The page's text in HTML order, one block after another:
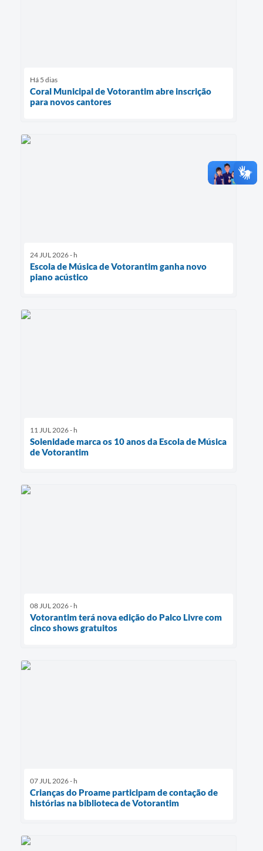
Há 5 dias
Coral Municipal de Votorantim abre inscrição
para novos cantores
24 JUL 2026 - h
Escola de Música de Votorantim ganha novo
piano acústico
11 JUL 2026 - h
Solenidade marca os 10 anos da Escola de Música
de Votorantim
08 JUL 2026 - h
Votorantim terá nova edição do Palco Livre com
cinco shows gratuitos
07 JUL 2026 - h
Crianças do Proame participam de contação de
histórias na biblioteca de Votorantim